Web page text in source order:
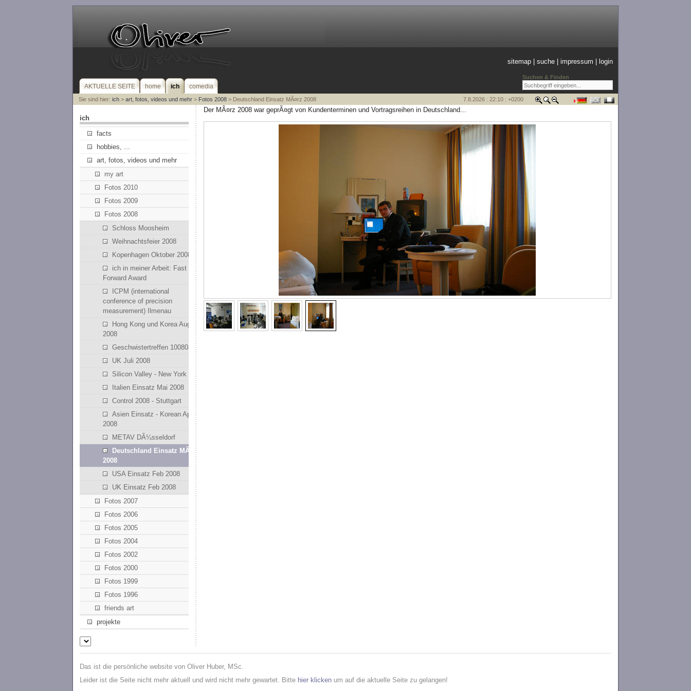
Suchen & Finden
sitemap |suche |impressum login
AKTUELLE SEITE home ich comedia
Sie sind hier: ich> art, fotos, videos und mehr> Fotos 2008> Deutschland Einsatz MÃ¤rz 2008 7.8.2026 : 22:10 : +0200
ich
facts
hobbies, ...
art, fotos, videos und mehr
my art
Fotos 2010
Fotos 2009
Fotos 2008
Schloss Moosheim
Weihnachtsfeier 2008
Kopenhagen Oktober 2008
ich in meiner Arbeit: Fast
Forward Award
ICPM (international
conference of precision
measurement) Ilmenau
Hong Kong und Korea August
2008
Geschwistertreffen 100808
UK Juli 2008
Silicon Valley - New York
Italien Einsatz Mai 2008
Control 2008 - Stuttgart
Asien Einsatz - Korean April
2008
METAV DÃ¼sseldorf
Deutschland Einsatz MÃ¤rz
2008
USA Einsatz Feb 2008
UK Einsatz Feb 2008
Fotos 2007
Fotos 2006
Fotos 2005
Fotos 2004
Fotos 2002
Fotos 2000
Fotos 1999
Fotos 1996
friends art
projekte
Der MÃ¤rz 2008 war geprÃ¤gt von Kundenterminen und Vortragsreihen in Deutschland...
Das ist die persönliche website von Oliver Huber, MSc.
Leider ist die Seite nicht mehr aktuell und wird nicht mehr gewartet. Bitte hier klicken um auf die aktuelle Seite zu gelangen!